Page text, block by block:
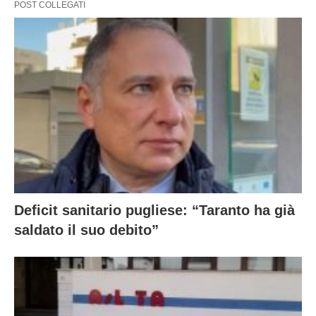
POST COLLEGATI
Deficit sanitario pugliese: “Taranto ha già
saldato il suo debito”